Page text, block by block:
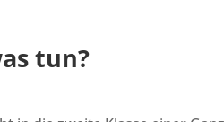
tun?